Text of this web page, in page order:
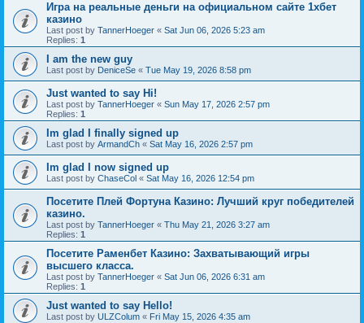
Игра на реальные деньги на официальном сайте 1хбет
казино
Last post by TannerHoeger « Sat Jun 06, 2026 5:23 am
Replies: 1
I am the new guy
Last post by DeniceSe « Tue May 19, 2026 8:58 pm
Just wanted to say Hi!
Last post by TannerHoeger « Sun May 17, 2026 2:57 pm
Replies: 1
Im glad I finally signed up
Last post by ArmandCh « Sat May 16, 2026 2:57 pm
Im glad I now signed up
Last post by ChaseCol « Sat May 16, 2026 12:54 pm
Посетите Плей Фортуна Казино: Лучший круг победителей
казино.
Last post by TannerHoeger « Thu May 21, 2026 3:27 am
Replies: 1
Посетите Раменбет Казино: Захватывающий игры
высшего класса.
Last post by TannerHoeger « Sat Jun 06, 2026 6:31 am
Replies: 1
Just wanted to say Hello!
Last post by ULZColum « Fri May 15, 2026 4:35 am